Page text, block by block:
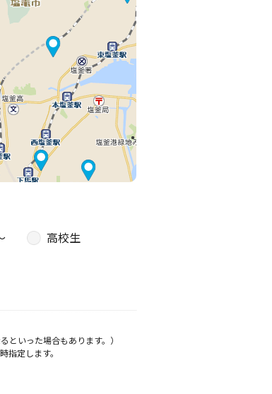
高校生
いった場合もあります。）
定します。